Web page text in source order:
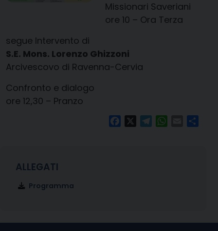
Missionari Saveriani
ore 10 – Ora Terza
segue Intervento di
S.E. Mons. Lorenzo Ghizzoni
Arcivescovo di Ravenna-Cervia
Confronto e dialogo
ore 12,30 – Pranzo
FacebookTelegramWhatsApp
Email
Programma